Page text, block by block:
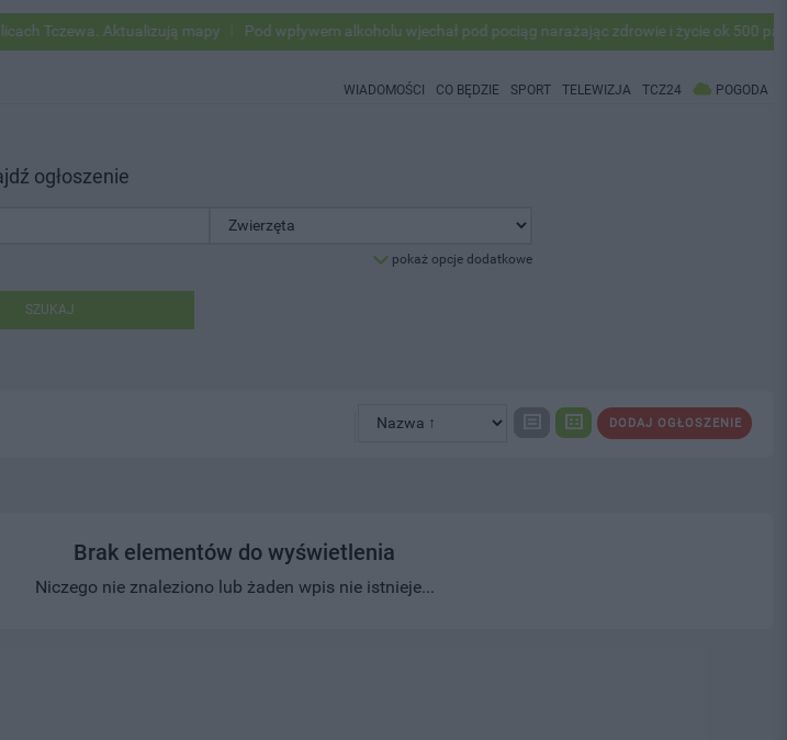
Aktualizują mapy Pod wpływem alkoholu wjechał pod pociąg narażając zdrowie i życie ok 500
WIADOMOŚCI CO BĘDZIE SPORT TELEWIZJA TCZ24 POGODA
ogłoszenie
pokaż opcje dodatkowe
SZUKAJ
DODAJ OGŁOSZENIE
Brak elementów do wyświetlenia
Niczego nie znaleziono lub żaden wpis nie istnieje...